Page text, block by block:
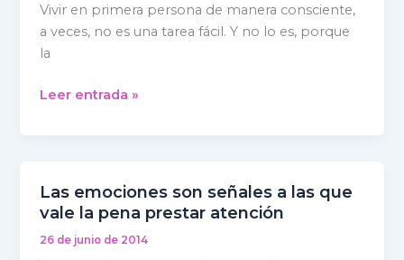
Vivir en primera persona de manera consciente,
a veces, no es una tarea fácil. Y no lo es, porque
la
vida
más
consciente
Leer entrada »
Las emociones son señales a las que
vale la pena prestar atención
26 de junio de 2014
Las
emociones
son